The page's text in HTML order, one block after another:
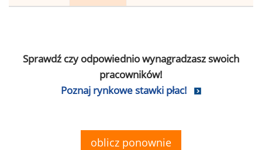
Sprawdź czy odpowiednio wynagradzasz swoich
pracowników!
Poznaj rynkowe stawki płac!
oblicz ponownie